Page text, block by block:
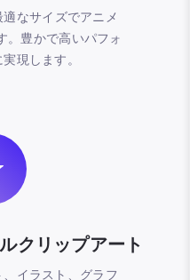
なサイズでアニメ
。豊かで高いパフォ
現します。
クリップアート
イラスト、グラフ